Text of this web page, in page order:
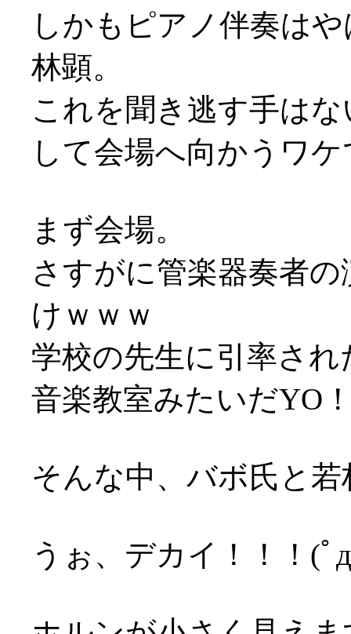
しかもピアノ伴奏は
林顕。
これを聞き逃す手は
して会場へ向かうワケ
まず会場。
さすがに管楽器奏者
けｗｗｗ
学校の先生に引率さ
音楽教室みたいだYO
そんな中、バボ氏と
うぉ、デカイ！！！(ﾟ